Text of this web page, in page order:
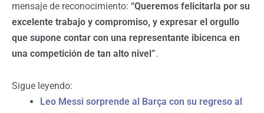
mensaje de reconocimiento: “Queremos felicitarla por su
excelente trabajo y compromiso, y expresar el orgullo
que supone contar con una representante ibicenca en
una competición de tan alto nivel”.
Sigue leyendo:
Leo Messi sorprende al Barça con su regreso al